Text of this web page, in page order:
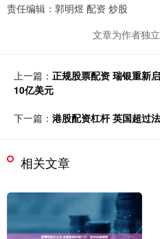
责任编辑：郭明煜 配资 炒股
文章为作者独
上一篇： 正规股票配资 瑞银重新
10亿美元
下一篇： 港股配资杠杆 英国超过
相关文章